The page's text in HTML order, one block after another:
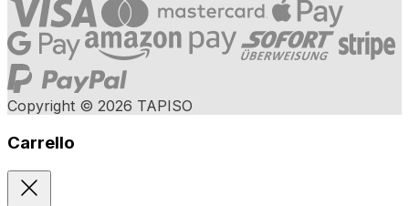
Copyright © 2026 TAPISO
Carrello